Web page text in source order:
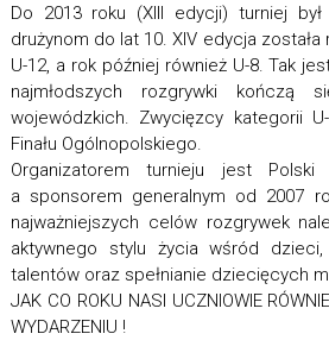
Do 2013 roku (XIII edycji) turniej był
drużynom do lat 10. XIV edycja
U-12, a rok później również U-8. Tak
najmłodszych rozgrywki kończą
wojewódzkich. Zwycięzcy kategorii
Finału Ogólnopolskiego.
Organizatorem turnieju jest Polski
a sponsorem generalnym od 2007
najważniejszych celów rozgrywek
aktywnego stylu życia wśród dzieci,
talentów oraz spełnianie dziecięcych
JAK CO ROKU NASI UCZNIOWIE
WYDARZENIU !